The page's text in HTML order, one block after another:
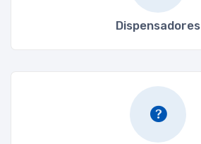
Dispensadores